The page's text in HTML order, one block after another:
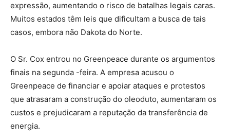
expressão, aumentando o risco de batalhas legais caras.
Muitos estados têm leis que dificultam a busca de tais
casos, embora não Dakota do Norte.
O Sr. Cox entrou no Greenpeace durante os argumentos
finais na segunda -feira. A empresa acusou o
Greenpeace de financiar e apoiar ataques e protestos
que atrasaram a construção do oleoduto, aumentaram os
custos e prejudicaram a reputação da transferência de
energia.